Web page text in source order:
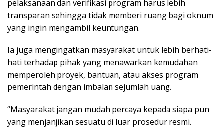
pelaksanaan dan verifikasi program harus lebih
transparan sehingga tidak memberi ruang bagi oknum
yang ingin mengambil keuntungan.
Ia juga mengingatkan masyarakat untuk lebih berhati-
hati terhadap pihak yang menawarkan kemudahan
memperoleh proyek, bantuan, atau akses program
pemerintah dengan imbalan sejumlah uang.
“Masyarakat jangan mudah percaya kepada siapa pun
yang menjanjikan sesuatu di luar prosedur resmi.